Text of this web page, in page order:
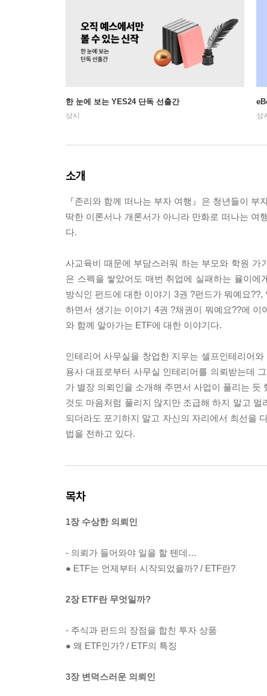
한 눈에 보는 YES24 단독 선출간
상시 상
소개
『존리와 함께 떠나는 부자 여행』은 청년들이
딱한 이론서나 개론서가 아니라 만화로 떠나는 여
다.
사교육비 때문에 부담스러워 하는 부모와 학원
은 스펙을 쌓았어도 매번 취업에 실패하는 율이
방식인 펀드에 대한 이야기 3권 ?펀드가 뭐예요
하면서 생기는 이야기 4권 ?채권이 뭐예요??에
와 함께 알아가는 ETF에 대한 이야기다.
인테리어 사무실을 창업한 지우는 셀프인테리어
용사 대표로부터 사무실 인테리어를 의뢰받는데
가 별장 의뢰인을 소개해 주면서 사업이 풀리는
것도 마음처럼 풀리지 않지만 조급해 하지 말고
되더라도 포기하지 말고 자신의 자리에서 최선을
법을 전하고 있다.
목차
1장 수상한 의뢰인
- 의뢰가 들어와야 일을 할 텐데…
● ETF는 언제부터 시작되었을까? / ETF란?
2장 ETF란 무엇일까?
- 주식과 펀드의 장점을 합친 투자 상품
● 왜 ETF인가? / ETF의 특징
3장 변덕스러운 의뢰인